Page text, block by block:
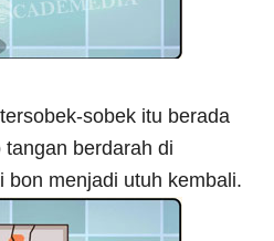
sobek itu berada
berdarah di
bon menjadi utuh kembali.